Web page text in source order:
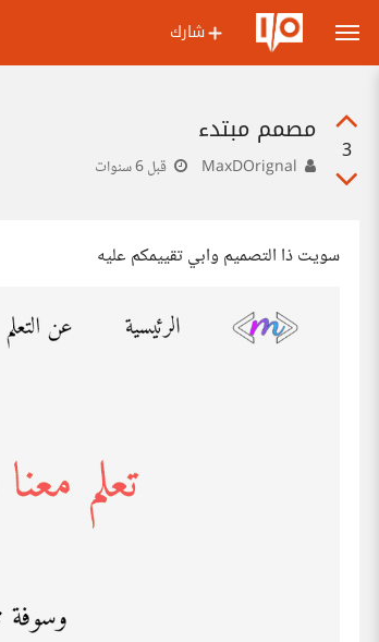
شارك
3
مصمم مبتدء
قبل 6 سنوات
سويت ذا التصميم وابي تقييمكم عليه